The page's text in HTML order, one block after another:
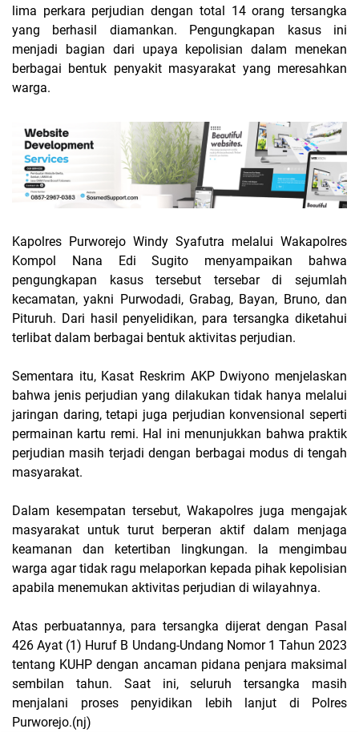
lima perkara perjudian dengan total 14 orang tersangka
yang berhasil diamankan. Pengungkapan kasus ini
menjadi bagian dari upaya kepolisian dalam menekan
berbagai bentuk penyakit masyarakat yang meresahkan
warga.
Kapolres Purworejo Windy Syafutra melalui Wakapolres
Kompol Nana Edi Sugito menyampaikan bahwa
pengungkapan kasus tersebut tersebar di sejumlah
kecamatan, yakni Purwodadi, Grabag, Bayan, Bruno, dan
Pituruh. Dari hasil penyelidikan, para tersangka diketahui
terlibat dalam berbagai bentuk aktivitas perjudian.
Sementara itu, Kasat Reskrim AKP Dwiyono menjelaskan
bahwa jenis perjudian yang dilakukan tidak hanya melalui
jaringan daring, tetapi juga perjudian konvensional seperti
permainan kartu remi. Hal ini menunjukkan bahwa praktik
perjudian masih terjadi dengan berbagai modus di tengah
masyarakat.
Dalam kesempatan tersebut, Wakapolres juga mengajak
masyarakat untuk turut berperan aktif dalam menjaga
keamanan dan ketertiban lingkungan. Ia mengimbau
warga agar tidak ragu melaporkan kepada pihak kepolisian
apabila menemukan aktivitas perjudian di wilayahnya.
Atas perbuatannya, para tersangka dijerat dengan Pasal
426 Ayat (1) Huruf B Undang-Undang Nomor 1 Tahun 2023
tentang KUHP dengan ancaman pidana penjara maksimal
sembilan tahun. Saat ini, seluruh tersangka masih
menjalani proses penyidikan lebih lanjut di Polres
Purworejo.(nj)